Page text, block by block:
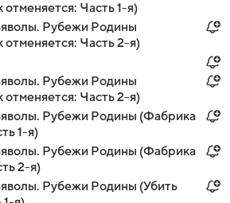
Часть 1-я)
Рубежи Родины
Часть 2-я)
Рубежи Родины
Часть 2-я)
Рубежи Родины (Фабрика
1-я)
Рубежи Родины (Фабрика
2-я)
Рубежи Родины (Убить